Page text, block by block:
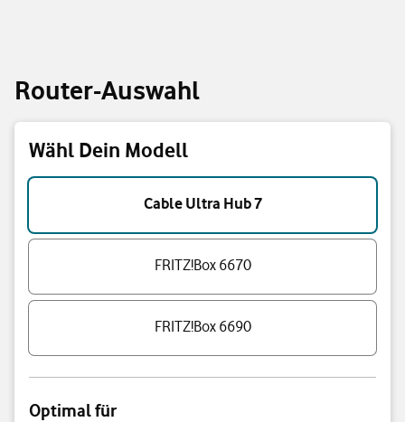
Router-Auswahl
Wähl Dein Modell
Wähl Dein Modell
Cable Ultra Hub 7
FRITZ!Box 6670
FRITZ!Box 6690
Optimal für